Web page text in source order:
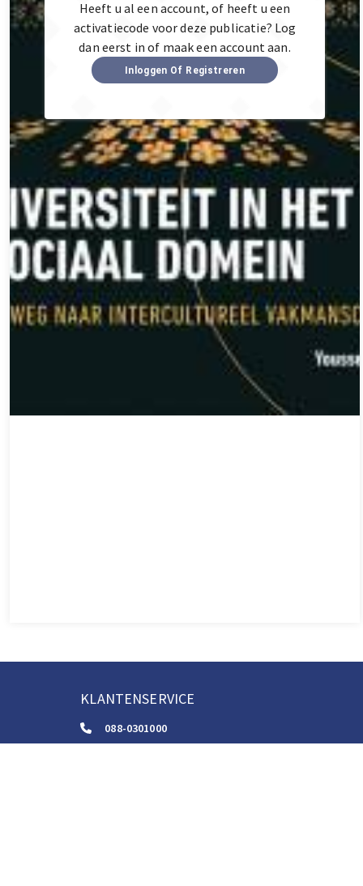
Heeft u al een account, of heeft u een
activatiecode voor deze publicatie? Log
dan eerst in of maak een account aan.
Inloggen Of Registreren
KLANTENSERVICE
088-0301000